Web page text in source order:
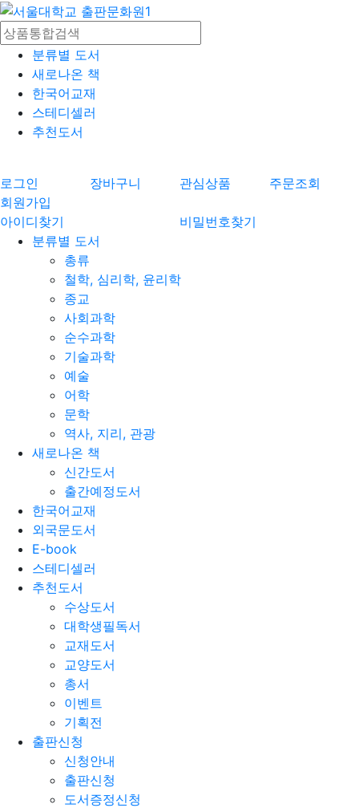
분류별 도서
새로나온 책
한국어교재
스테디셀러
추천도서
로그인 장바구니 관심상품
주문조회
회원가입
아이디찾기
비밀번호찾기
분류별 도서
총류
철학, 심리학, 윤리학
종교
사회과학
순수과학
기술과학
예술
어학
문학
역사, 지리, 관광
새로나온 책
신간도서
출간예정도서
한국어교재
외국문도서
E-book
스테디셀러
추천도서
수상도서
대학생필독서
교재도서
교양도서
총서
이벤트
기획전
출판신청
신청안내
출판신청
도서증정신청